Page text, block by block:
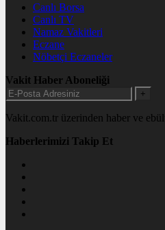
Canlı Borsa
Canlı TV
Namaz Vakitleri
Eczane
Nöbetçi Eczaneler
Vakit Haber Aboneliği
+
Vakit.com.tr üzerinden haber ve
Haberlerimizi Takip Et